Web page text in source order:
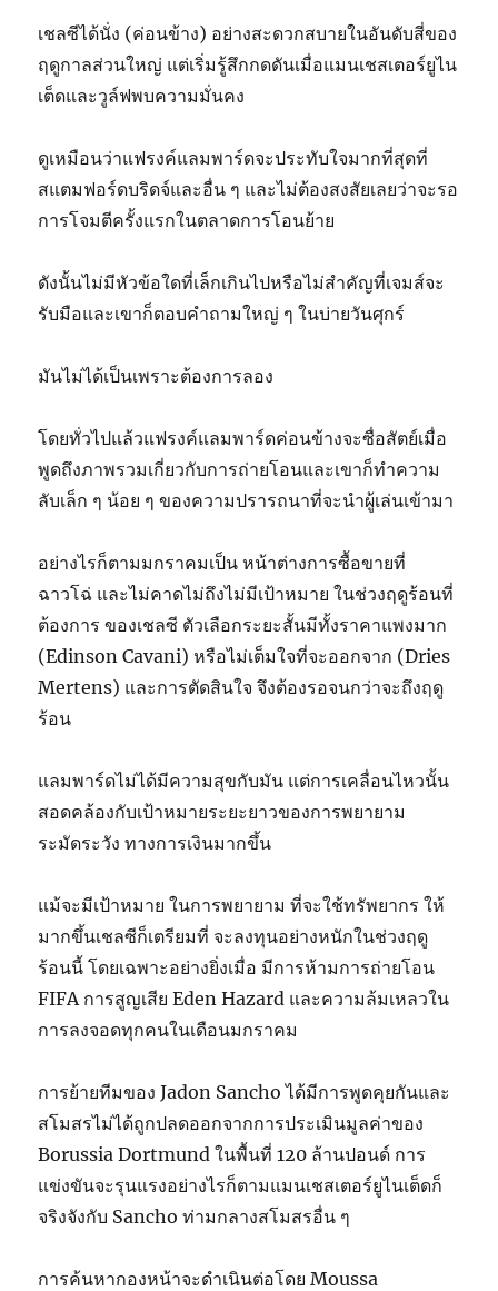
เชลซีได้นั่ง (ค่อนข้าง) อย่างสะดวกสบายในอันดับสี่ของ
ฤดูกาลส่วนใหญ่ แต่เริ่มรู้สึกกดดันเมื่อแมนเชสเตอร์ยูไน
เต็ดและวูล์ฟพบความมั่นคง
ดูเหมือนว่าแฟรงค์แลมพาร์ดจะประทับใจมากที่สุดที่
สแตมฟอร์ดบริดจ์และอื่น ๆ และไม่ต้องสงสัยเลยว่าจะรอ
การโจมตีครั้งแรกในตลาดการโอนย้าย
ดังนั้นไม่มีหัวข้อใดที่เล็กเกินไปหรือไม่สำคัญที่เจมส์จะ
รับมือและเขาก็ตอบคำถามใหญ่ ๆ ในบ่ายวันศุกร์
มันไม่ได้เป็นเพราะต้องการลอง
โดยทั่วไปแล้วแฟรงค์แลมพาร์ดค่อนข้างจะซื่อสัตย์เมื่อ
พูดถึงภาพรวมเกี่ยวกับการถ่ายโอนและเขาก็ทำความ
ลับเล็ก ๆ น้อย ๆ ของความปรารถนาที่จะนำผู้เล่นเข้ามา
อย่างไรก็ตามมกราคมเป็น หน้าต่างการซื้อขายที่
ฉาวโฉ่ และไม่คาดไม่ถึงไม่มีเป้าหมาย ในช่วงฤดูร้อนที่
ต้องการ ของเชลซี ตัวเลือกระยะสั้นมีทั้งราคาแพงมาก
(Edinson Cavani) หรือไม่เต็มใจที่จะออกจาก (Dries
Mertens) และการตัดสินใจ จึงต้องรอจนกว่าจะถึงฤดู
ร้อน
แลมพาร์ดไม่ได้มีความสุขกับมัน แต่การเคลื่อนไหวนั้น
สอดคล้องกับเป้าหมายระยะยาวของการพยายาม
ระมัดระวัง ทางการเงินมากขึ้น
แม้จะมีเป้าหมาย ในการพยายาม ที่จะใช้ทรัพยากร ให้
มากขึ้นเชลซีก็เตรียมที่ จะลงทุนอย่างหนักในช่วงฤดู
ร้อนนี้ โดยเฉพาะอย่างยิ่งเมื่อ มีการห้ามการถ่ายโอน
FIFA การสูญเสีย Eden Hazard และความล้มเหลวใน
การลงจอดทุกคนในเดือนมกราคม
การย้ายทีมของ Jadon Sancho ได้มีการพูดคุยกันและ
สโมสรไม่ได้ถูกปลดออกจากการประเมินมูลค่าของ
Borussia Dortmund ในพื้นที่ 120 ล้านปอนด์ การ
แข่งขันจะรุนแรงอย่างไรก็ตามแมนเชสเตอร์ยูไนเต็ดก็
จริงจังกับ Sancho ท่ามกลางสโมสรอื่น ๆ
การค้นหากองหน้าจะดำเนินต่อโดย Moussa